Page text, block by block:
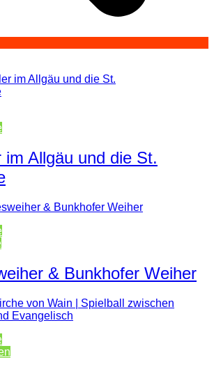
im Allgäu und die St.
& Bunkhofer Weiher